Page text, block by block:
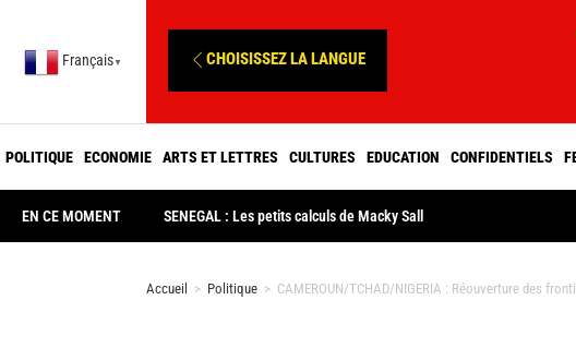
Français ▼ CHOISISSEZ LA LANGUE
POLITIQUE ECONOMIE ARTS ET LETTRES CULTURES EDUCATION CONFIDENTIELS
EN CE MOMENT SENEGAL : Les petits calculs de Macky Sall
Accueil > Politique > CAMEROUN/TCHAD/NIGERIA : Réouverture des